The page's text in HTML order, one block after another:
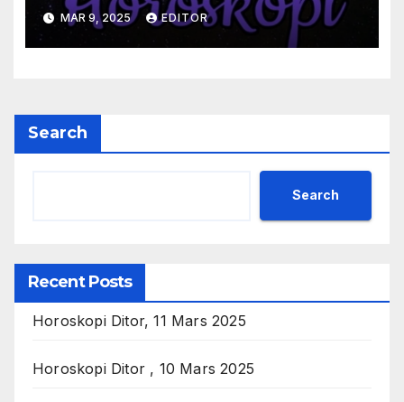
MAR 9, 2025 EDITOR
Search
Search
Recent Posts
Horoskopi Ditor, 11 Mars 2025
Horoskopi Ditor , 10 Mars 2025